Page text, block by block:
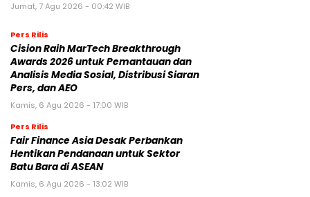
Jumat, 7 Agu 2026 - 00:42 WIB
Pers Rilis
Cision Raih MarTech Breakthrough
Awards 2026 untuk Pemantauan dan
Analisis Media Sosial, Distribusi Siaran
Pers, dan AEO
Kamis, 6 Agu 2026 - 17:00 WIB
Pers Rilis
Fair Finance Asia Desak Perbankan
Hentikan Pendanaan untuk Sektor
Batu Bara di ASEAN
Kamis, 6 Agu 2026 - 13:02 WIB